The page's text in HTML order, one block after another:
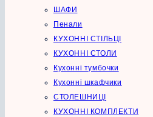
ШАФИ
Пенали
КУХОННІ СТІЛЬЦІ
КУХОННІ СТОЛИ
Кухонні тумбочки
Кухонні шкафчики
СТОЛЕШНИЦІ
КУХОННІ КОМПЛЕКТИ